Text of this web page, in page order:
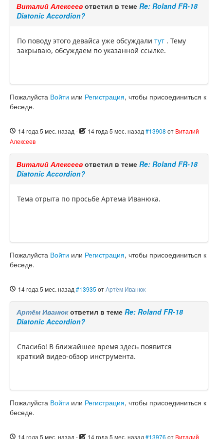
Виталий Алексеев ответил в теме Re: Roland FR-18
Diatonic Accordion?
По поводу этого девайса уже обсуждали тут . Тему
закрываю, обсуждаем по указанной ссылке.
Пожалуйста Войти или Регистрация, чтобы присоединиться к
беседе.
14 года 5 мес. назад - 14 года 5 мес. назад #13908 от Виталий
Алексеев
Виталий Алексеев ответил в теме Re: Roland FR-18
Diatonic Accordion?
Тема отрыта по просьбе Артема Иванюка.
Пожалуйста Войти или Регистрация, чтобы присоединиться к
беседе.
14 года 5 мес. назад #13935 отАртём Иванюк
Артём Иванюкответил в теме Re: Roland FR-18
Diatonic Accordion?
Спасибо! В ближайшее время здесь появится
краткий видео-обзор инструмента.
Пожалуйста Войти или Регистрация, чтобы присоединиться к
беседе.
14 года 5 мес. назад - 14 года 5 мес. назад #13976 от Виталий